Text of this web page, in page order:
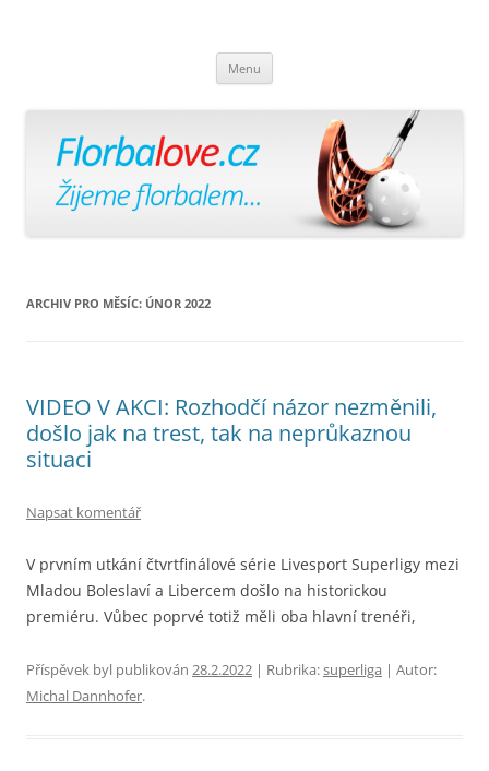
Menu
webu
ARCHIV PRO MĚSÍC: ÚNOR 2022
VIDEO V AKCI: Rozhodčí názor nezměnili,
došlo jak na trest, tak na neprůkaznou
situaci
Napsat komentář
V prvním utkání čtvrtfinálové série Livesport Superligy mezi
Mladou Boleslaví a Libercem došlo na historickou
premiéru. Vůbec poprvé totiž měli oba hlavní trenéři,
Příspěvek byl publikován 28.2.2022 | Rubrika:superliga | Autor:
Michal Dannhofer.